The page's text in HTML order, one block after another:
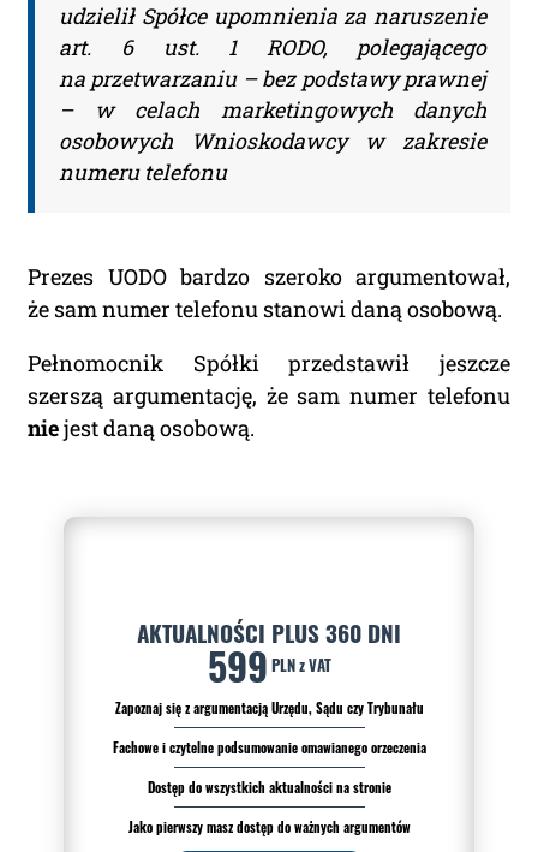
Wyszukiwarka Plus 360 dni
Adres e-mail:
Nazwa Firmy:
NIP:
Adres firmy:
Administratorem Pani/Pana danych osobowych jest
Piotr Liwszic prowadzący działalność gospodarczą
jawneprzezpoufne Piotr Liwszic z siedzibą przy
ul. Grzybowskiej 43, 00-855 Warszawa, NIP: 521-332-36-
17, tel: (+48) 721 621 299, email:kontakt@judykatura.pl
Dane osobowe będą przetwarzane w celu realizacji
dostępu do serwisu. Każdej osobie przysługuje prawo
udzielił Spółce upomnienia za naruszenie
art. 6 ust. 1 RODO, polegającego
na przetwarzaniu – bez podstawy prawnej
– w celach marketingowych danych
osobowych Wnioskodawcy w zakresie
numeru telefonu
Prezes UODO bardzo szeroko argumentował,
że sam numer telefonu stanowi daną osobową.
Pełnomocnik Spółki przedstawił jeszcze
szerszą argumentację, że sam numer telefonu
niejest daną osobową.
AKTUALNOŚCI PLUS 360 DNI
599 PLN z VAT
Zapoznaj się z argumentacją Urzędu, Sądu czy Trybunału
Fachowe i czytelne podsumowanie omawianego orzeczenia
Dostęp do wszystkich aktualności na stronie
Jako pierwszy masz dostęp do ważnych argumentów